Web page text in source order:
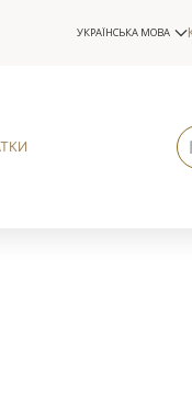
УКРАЇНСЬКА МОВА